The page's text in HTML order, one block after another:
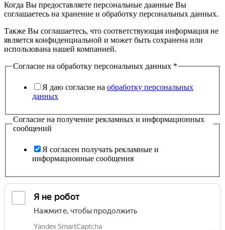
Когда Вы предоставляете персональные даанные Вы
соглашаетесь на хранение и обработку персональных данных.
Также Вы соглашаетесь, что соответствующая информация не
является конфиденциальной и может быть сохранена или
использована нашей компанией.
Согласие на обработку персональных данных *
Я даю согласие на обработку персональных
данных
Согласие на получение рекламных и информационных
сообщений
Я согласен получать рекламные и
информационные сообщения